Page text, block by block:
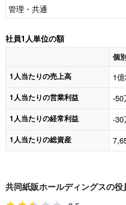
管理・共通
社員1人単位の額
個
1人当たりの売上高
1
1人当たりの営業利益 -50
1人当たりの経常利益 -30
1人当たりの総資産
共同紙販ホールディングスの